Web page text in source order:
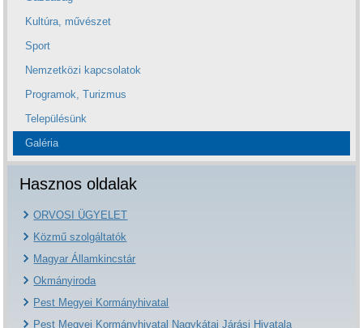
Kultúra, művészet
Sport
Nemzetközi kapcsolatok
Programok, Turizmus
Településünk
Galéria
Hasznos oldalak
ORVOSI ÜGYELET
Közmű szolgáltatók
Magyar Államkincstár
Okmányiroda
Pest Megyei Kormányhivatal
Pest Megyei Kormányhivatal Nagykátai Járási Hivatala